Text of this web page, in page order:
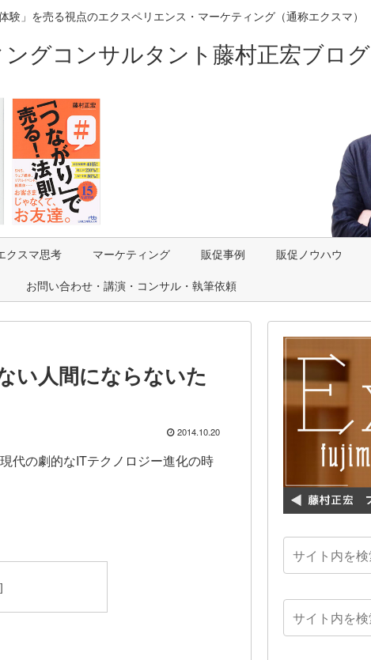
験」を売る視点のエクスペリエンス・マーケティング（通称エクスマ）
グコンサルタント藤村正宏ブログ
クスマ思考 マーケティング 販促事例 販促ノウハウ
お問い合わせ・講演・コンサル・執筆依頼
い人間にならないた
2014.10.20
代の劇的なITテクノロジー進化の時